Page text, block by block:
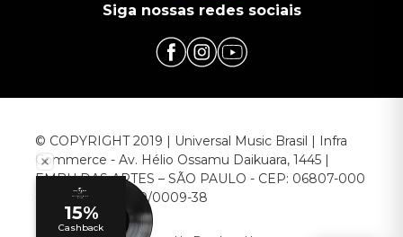
Siga nossas redes sociais
© COPYRIGHT 2019 | Universal Music Brasil | Infra
Commerce - Av. Hélio Ossamu Daikuara, 1445 |
EMBU DAS ARTES – SÃO PAULO - CEP: 06807-000
CNPJ: 00.952.789/0009-38